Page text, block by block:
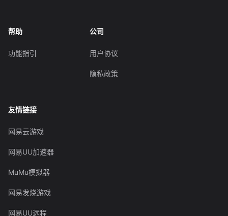
帮助
功能指引
公司
用户协议
隐私政策
友情链接
网易云游戏
网易UU加速器
MuMu模拟器
网易发烧游戏
网易UU远程